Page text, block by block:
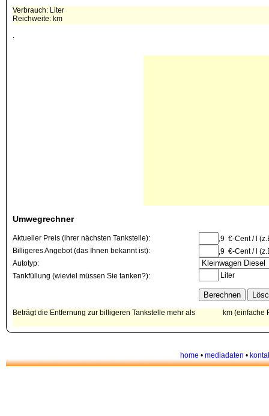
Verbrauch: Liter
Reichweite: km
.
Umwegrechner
Aktueller Preis (ihrer nächsten Tankstelle):
Billigeres Angebot (das Ihnen bekannt ist):
Autotyp:
Tankfüllung (wieviel müssen Sie tanken?):
,9 €-Cent / l
,9 €-Cent / l
Liter
Beträgt die Entfernung zur billigeren Tankstelle mehr als km (einfache
home • mediadaten •